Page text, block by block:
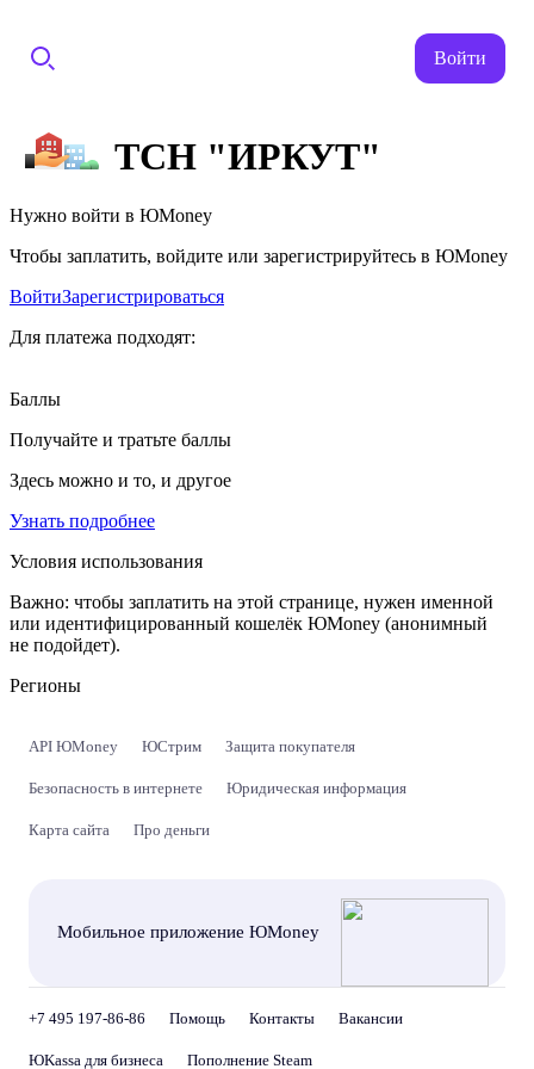
Войти
ТСН "ИРКУТ"
Нужно войти в ЮMoney
Чтобы заплатить, войдите или зарегистрируйтесь в ЮMoney
ВойтиЗарегистрироваться
Для платежа подходят:
Баллы
Получайте и тратьте баллы
Здесь можно и то, и другое
Узнать подробнее
Условия использования
Важно: чтобы заплатить на этой странице, нужен именной
или идентифицированный кошелёк ЮMoney (анонимный
не подойдет).
Регионы
API ЮMoney ЮСтрим Защита покупателя
Безопасность в интернете Юридическая информация
Карта сайта Про деньги
Мобильное приложение ЮMoney
+7 495 197-86-86 Помощь Контакты Вакансии
ЮKassa для бизнеса Пополнение Steam